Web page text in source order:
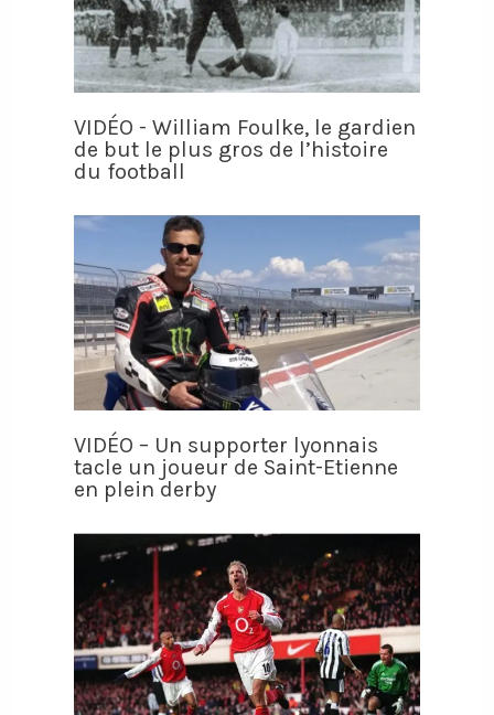
VIDÉO - William Foulke, le gardien
de but le plus gros de l’histoire
du football
VIDÉO – Un supporter lyonnais
tacle un joueur de Saint-Etienne
en plein derby